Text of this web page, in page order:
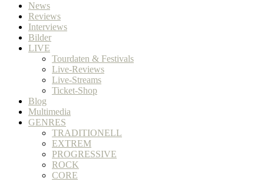
News
Reviews
Interviews
Bilder
LIVE
Tourdaten & Festivals
Live-Reviews
Live-Streams
Ticket-Shop
Blog
Multimedia
GENRES
TRADITIONELL
EXTREM
PROGRESSIVE
ROCK
CORE